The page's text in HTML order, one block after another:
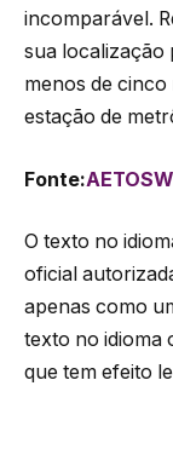
incomparável.
sua localização
menos de
estação de
Fonte:
O texto no
oficial
apenas como
texto no idioma
que tem efeito